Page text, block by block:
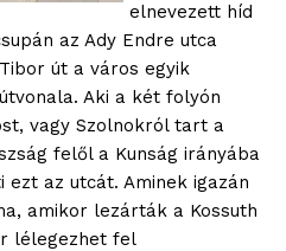
elnevezett híd
az Ady Endre utca
út a város egyik
Aki a két folyón
vagy Szolnokról tart a
felől a Kunság irányába
ezt az utcát. Aminek igazán
amikor lezárták a Kossuth
lélegezhet fel